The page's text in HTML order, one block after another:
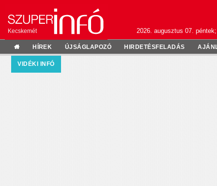
Kecskemét 2026. augusztus 07.
HÍREK ÚJSÁGLAPOZÓ HIRDETÉSFELADÁS
VIDÉKI INFÓ